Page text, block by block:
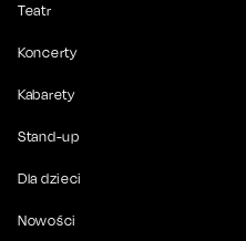
Teatr
Koncerty
Kabarety
Stand-up
Dla dzieci
Nowości